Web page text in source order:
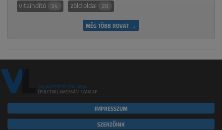
vitaindító 34 zöld oldal 28
MÉG TÖBB ROVAT →
IMPRESSZUM
SZERZŐINK